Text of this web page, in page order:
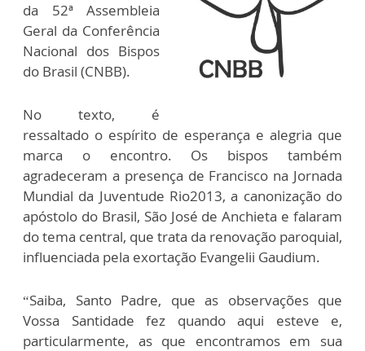
da 52ª Assembleia
Geral da Conferência
Nacional dos Bispos
do Brasil (CNBB).
No texto, é
ressaltado o espírito de esperança e alegria que
marca o encontro. Os bispos também
agradeceram a presença de Francisco na Jornada
Mundial da Juventude Rio2013, a canonização do
apóstolo do Brasil, São José de Anchieta e falaram
do tema central, que trata da renovação paroquial,
influenciada pela exortação Evangelii Gaudium.
“Saiba, Santo Padre, que as observações que
Vossa Santidade fez quando aqui esteve e,
particularmente, as que encontramos em sua